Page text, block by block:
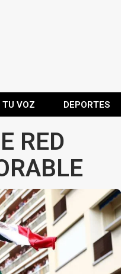
TU VOZ DEPORTES
RED